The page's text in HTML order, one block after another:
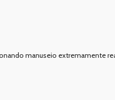
manuseio extremamente